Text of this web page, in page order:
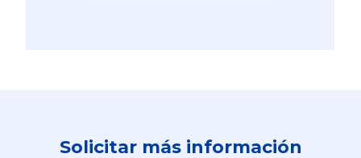
Solicitar más información